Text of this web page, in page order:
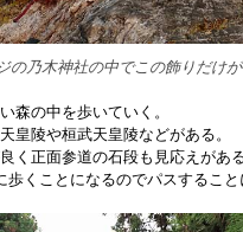
の乃木神社の中でこの飾りだけ
森の中を歩いていく。
皇陵や桓武天皇陵などがある。
く正面参道の石段も見応えがあ
くことになるのでパスすること